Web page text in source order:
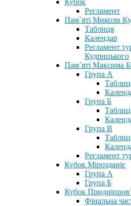
Кубок
Регламент
Пам`яті Миколи
Таблиця
Календар
Регламент
Кудрицького
Пам`яті Максима
Група А
Група Б
Група В
Регламент
Кубок Мірозданіє
Група А
Група Б
Кубок
Фінальна